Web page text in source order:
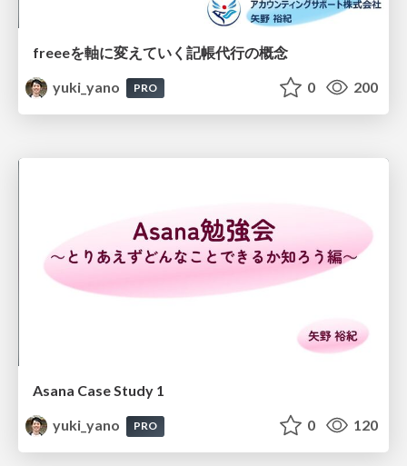
freeeを軸に変えていく記帳代行の概念
yuki_yano
PRO 0 200
Asana Case Study 1
yuki_yano
PRO 0 120